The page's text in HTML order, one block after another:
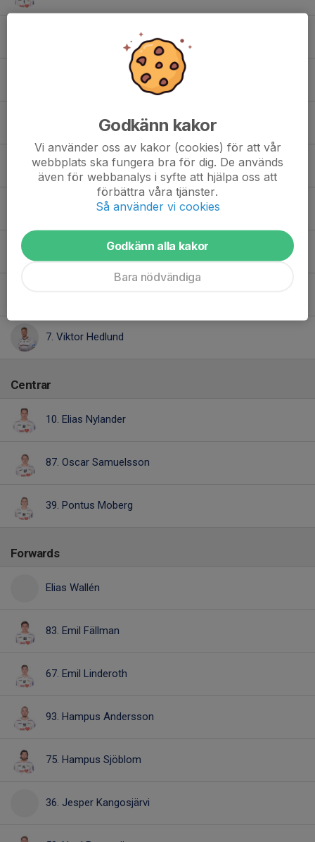
21. Gustaf Winterros Malmsten
66. Linus Koivisto
17. Marcus Eriksson
Nils Fällman
12. Nils Winterros Malmsten
7. Viktor Hedlund
Centrar
10. Elias Nylander
87. Oscar Samuelsson
39. Pontus Moberg
Forwards
Elias Wallén
83. Emil Fällman
67. Emil Linderoth
93. Hampus Andersson
75. Hampus Sjöblom
36. Jesper Kangosjärvi
Godkänn kakor
Vi använder oss av kakor (cookies) för att vår
webbplats ska fungera bra för dig. De används
även för webbanalys i syfte att hjälpa oss att
förbättra våra tjänster.
Så använder vi cookies
Godkänn alla kakor
Bara nödvändiga